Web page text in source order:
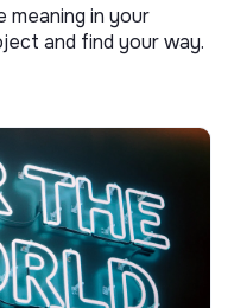
meaning in your
and find your way.